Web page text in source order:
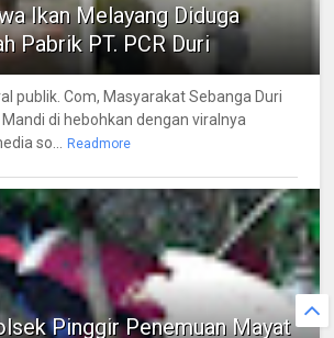
Ikan Melayang Diduga
Pabrik PT. PCR Duri
publik. Com, Masyarakat Sebanga Duri
di hebohkan dengan viralnya
so...
Readmore
Pinggir Penemuan Mayat